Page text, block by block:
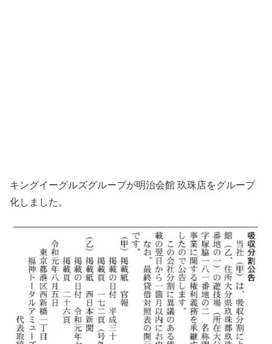
キングイーグルズグループが明治会館 玖珠店をグループ
化しました。